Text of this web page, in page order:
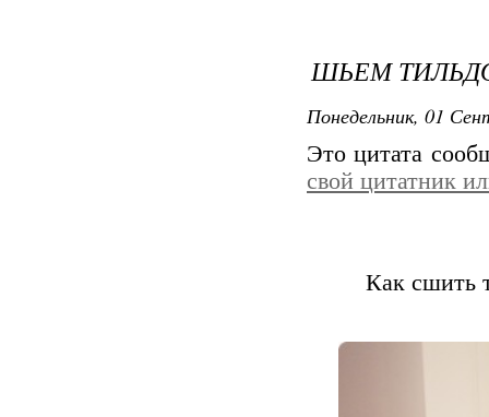
ШЬЕМ
Понедельник, 01
Это цитата
свой цитатник
Как сшить